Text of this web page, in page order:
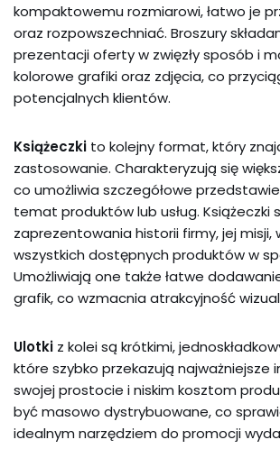
kompaktowemu rozmiarowi, łatwo je
oraz rozpowszechniać. Broszury
prezentacji oferty w zwięzły sposób i
kolorowe grafiki oraz zdjęcia, co
potencjalnych klientów.
Książeczki to kolejny format, który
zastosowanie. Charakteryzują się
co umożliwia szczegółowe
temat produktów lub usług. Książeczki
zaprezentowania historii firmy, jej misji,
wszystkich dostępnych produktów w
Umożliwiają one także łatwe
grafik, co wzmacnia atrakcyjność
Ulotki z kolei są krótkimi,
które szybko przekazują najważniejsze
swojej prostocie i niskim kosztom
być masowo dystrybuowane, co
idealnym narzędziem do promocji